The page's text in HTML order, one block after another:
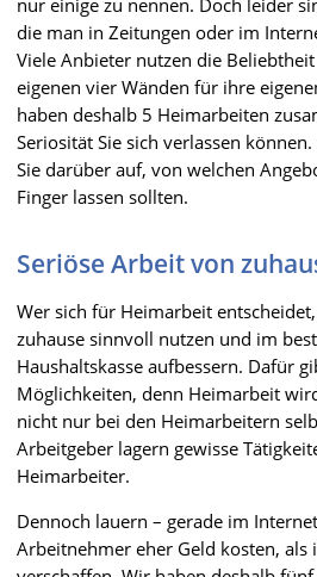
nur einige zu nennen. Doch leider
die man in Zeitungen oder im
Viele Anbieter nutzen die
eigenen vier Wänden für ihre
haben deshalb 5 Heimarbeiten
Seriosität Sie sich verlassen
Sie darüber auf, von welchen
Finger lassen sollten.
Seriöse Arbeit von
Wer sich für Heimarbeit
zuhause sinnvoll nutzen und im
Haushaltskasse aufbessern. Dafür
Möglichkeiten, denn Heimarbeit
nicht nur bei den Heimarbeitern
Arbeitgeber lagern gewisse
Heimarbeiter.
Dennoch lauern – gerade im
Arbeitnehmer eher Geld kosten, als